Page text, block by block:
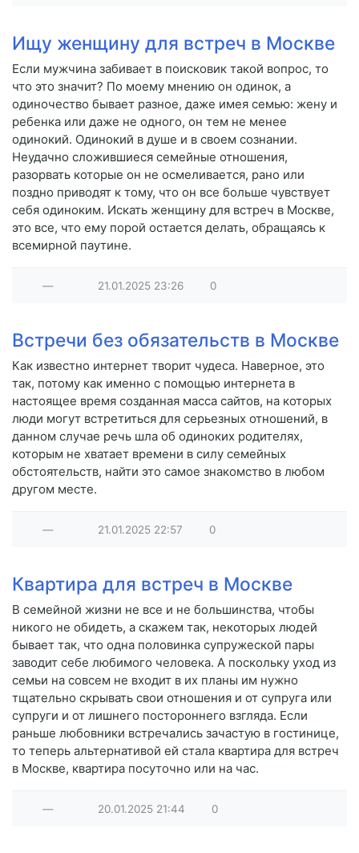
Ищу женщину для встреч в Москве
Если мужчина забивает в поисковик такой вопрос, то
что это значит? По моему мнению он одинок, а
одиночество бывает разное, даже имея семью: жену и
ребенка или даже не одного, он тем не менее
одинокий. Одинокий в душе и в своем сознании.
Неудачно сложившиеся семейные отношения,
разорвать которые он не осмеливается, рано или
поздно приводят к тому, что он все больше чувствует
себя одиноким. Искать женщину для встреч в Москве,
это все, что ему порой остается делать, обращаясь к
всемирной паутине.
— 21.01.2025 23:26 0
Встречи без обязательств в Москве
Как известно интернет творит чудеса. Наверное, это
так, потому как именно с помощью интернета в
настоящее время созданная масса сайтов, на которых
люди могут встретиться для серьезных отношений, в
данном случае речь шла об одиноких родителях,
которым не хватает времени в силу семейных
обстоятельств, найти это самое знакомство в любом
другом месте.
— 21.01.2025 22:57 0
Квартира для встреч в Москве
В семейной жизни не все и не большинства, чтобы
никого не обидеть, а скажем так, некоторых людей
бывает так, что одна половинка супружеской пары
заводит себе любимого человека. А поскольку уход из
семьи на совсем не входит в их планы им нужно
тщательно скрывать свои отношения и от супруга или
супруги и от лишнего постороннего взгляда. Если
раньше любовники встречались зачастую в гостинице,
то теперь альтернативой ей стала квартира для встреч
в Москве, квартира посуточно или на час.
— 20.01.2025 21:44 0